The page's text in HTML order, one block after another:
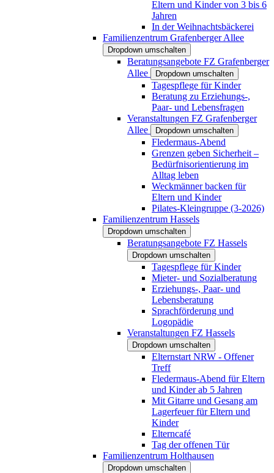
Eltern und Kinder von 3 bis 6
Jahren
In der Weihnachtsbäckerei
Familienzentrum Grafenberger Allee
Dropdown umschalten
Beratungsangebote FZ Grafenberger
Allee
Dropdown umschalten
Tagespflege für Kinder
Beratung zu Erziehungs-,
Paar- und Lebensfragen
Veranstaltungen FZ Grafenberger
Allee
Dropdown umschalten
Fledermaus-Abend
Grenzen geben Sicherheit –
Bedürfnisorientierung im
Alltag leben
Weckmänner backen für
Eltern und Kinder
Pilates-Kleingruppe (3-2026)
Familienzentrum Hassels
Dropdown umschalten
Beratungsangebote FZ Hassels
Dropdown umschalten
Tagespflege für Kinder
Mieter- und Sozialberatung
Erziehungs-, Paar- und
Lebensberatung
Sprachförderung und
Logopädie
Veranstaltungen FZ Hassels
Dropdown umschalten
Elternstart NRW - Offener
Treff
Fledermaus-Abend für Eltern
und Kinder ab 5 Jahren
Mit Gitarre und Gesang am
Lagerfeuer für Eltern und
Kinder
Elterncafé
Tag der offenen Tür
Familienzentrum Holthausen
Dropdown umschalten